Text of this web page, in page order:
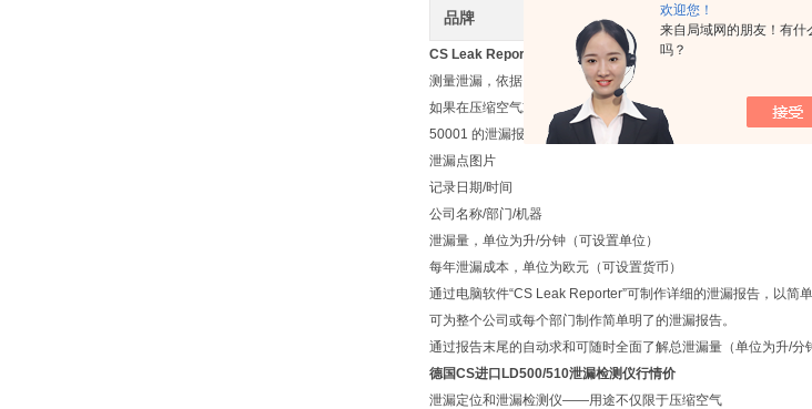
欢迎您！
来自局域网的朋友！有什
吗？
品牌 其他品牌
CS Leak Reporter -
LD 500/510测量泄漏
测量泄漏，依据 ISO 50001 创建报告
如果在压缩空气或其他气体中发现并保存了泄漏，则在 LD 500/
50001 的泄漏报告包含以下项目：
泄漏点图片
记录日期/时间
公司名称/部门/机器
泄漏量，单位为升/分钟（可设置单位）
每年泄漏成本，单位为欧元（可设置货币）
通过电脑软件“CS Leak Reporter”可制作详细的泄漏报告，以简
可为整个公司或每个部门制作简单明了的泄漏报告。
通过报告末尾的自动求和可随时全面了解总泄漏量（单位为升/分
德国CS进口LD500/510泄漏检测仪行情价
泄漏定位和泄漏检测仪——用途不仅限于压缩空气